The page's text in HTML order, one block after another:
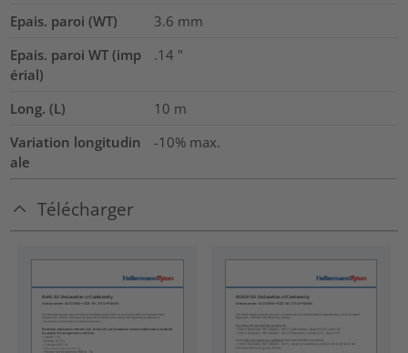
Epais. paroi (WT) 3.6 mm
Epais. paroi WT (imp
érial)
.14 "
Long. (L) 10 m
Variation longitudin
ale
-10% max.
Télécharger